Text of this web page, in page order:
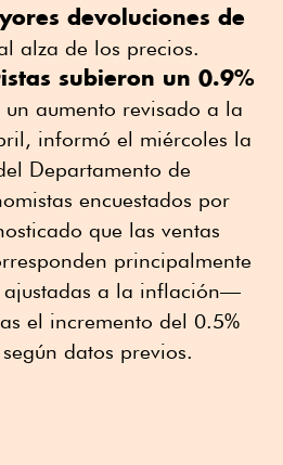
devoluciones de
alza de los precios.
subieron un 0.9%
aumento revisado a la
informó el miércoles la
Departamento de
encuestados por
que las ventas
principalmente
ajustadas a la inflación—
el incremento del 0.5%
datos previos.